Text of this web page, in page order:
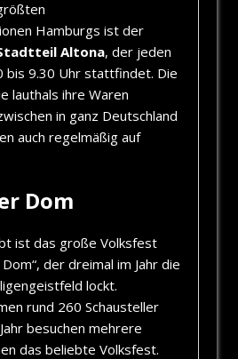
Hamburgs ist der
Altona, der jeden
bis 9.30 Uhr stattfindet. Die
lauthals ihre Waren
in ganz Deutschland
auch regelmäßig auf
Dom
ist das große Volksfest
der dreimal im Jahr die
lockt.
rund 260 Schausteller
besuchen mehrere
das beliebte Volksfest.